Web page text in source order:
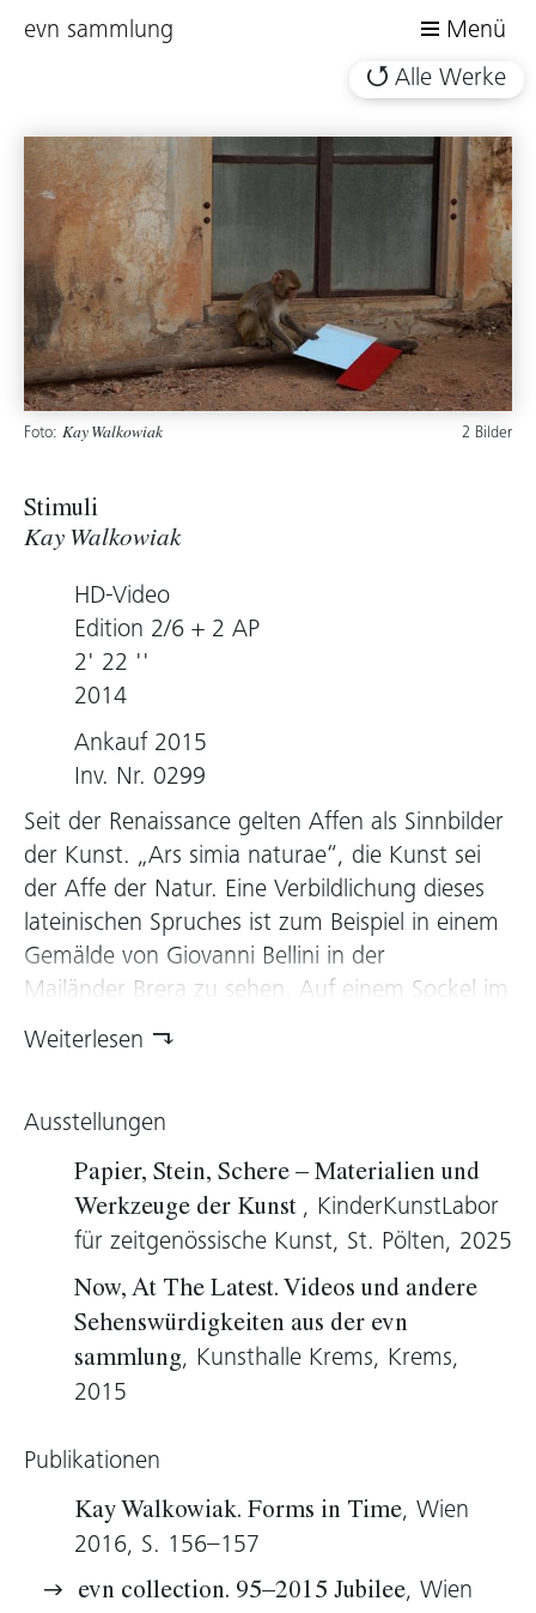
evn sammlung
Menü
Alle Werke
Foto: Kay Walkowiak 2 Bilder
Stimuli
Kay Walkowiak
HD-Video
Edition 2/6 + 2 AP
2' 22 ''
2014
Ankauf 2015
Inv. Nr. 0299
Seit der Renaissance gelten Affen als Sinnbilder
der Kunst. „Ars simia naturae“, die Kunst sei
der Affe der Natur. Eine Verbildlichung dieses
lateinischen Spruches ist zum Beispiel in einem
Gemälde von Giovanni Bellini in der
Mailänder Brera zu sehen. Auf einem Sockel im
Hintergrund des Bildes, auf dem der Maler
Kreativität von Affen zu erproben, seit einer
Zeit also, in der Tachismus
und gestische
Malerei Formgesetze sprengten und die
künstlerische Kreativität in Kontrollverlust und
unbekümmerter
Spontaneität vermutet wurde.
In Kay Walkowiaks FilmStimuliwerden
Makaken mit minimalistischen Objekten
konfrontiert. Sie nagen an den blauen, grauen
oder pinkfarbenen Platten, nutzen sie als
flüchten hastig mit ihrer Beute. „Der
Betrachter“, schreibt Walkowiak, „kann
beobachten, wie sie sich vorsichtig den vier
unterschiedlichen minimalistisch bemalten,
flachen Objekten nähern und wie sie
Weiterlesen
Ausstellungen
Papier, Stein, Schere – Materialien und
Werkzeuge der Kunst , KinderKunstLabor
für zeitgenössische Kunst, St. Pölten, 2025
Now, At The Latest. Videos und andere
Sehenswürdigkeiten aus der evn
sammlung, Kunsthalle Krems, Krems,
2015
Publikationen
Kay Walkowiak. Forms in Time, Wien
2016, S. 156–157
evn collection. 95–2015 Jubilee, Wien